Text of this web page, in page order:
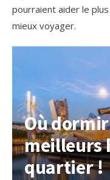
pourraient aider le
mieux voyager.
Où
meilleurs
quartier !